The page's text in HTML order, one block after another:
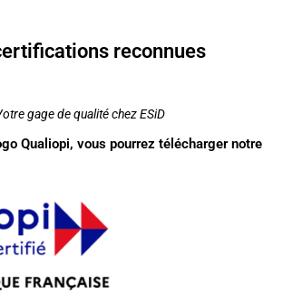
reconnues
gage de qualité chez ESiD
Qualiopi, vous pourrez télécharger notre